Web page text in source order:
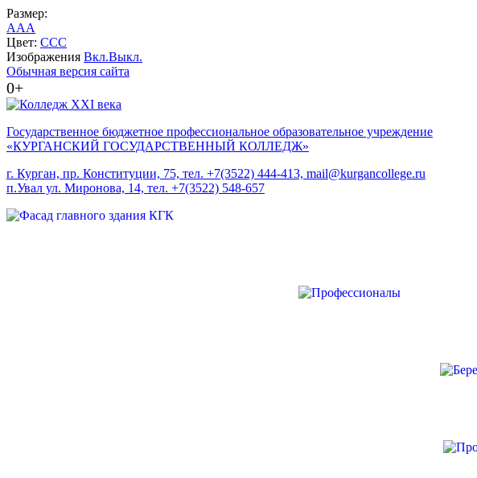
Размер:
AAA
Цвет: CCC
Изображения Вкл.Выкл.
Обычная версия сайта
0+
Государственное бюджетное профессиональное образовательное учреждение
«КУРГАНСКИЙ ГОСУДАРСТВЕННЫЙ КОЛЛЕДЖ»
г. Курган, пр. Конституции, 75, тел. +7(3522) 444-413, mail@kurgancollege.ru
п.Увал ул. Миронова, 14, тел. +7(3522) 548-657